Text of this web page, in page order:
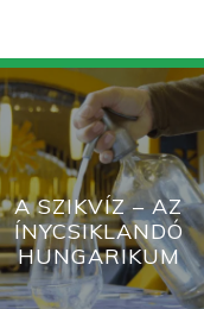
A SZIKVÍZ – AZ
ÍNYCSIKLANDÓ
HUNGARIKUM